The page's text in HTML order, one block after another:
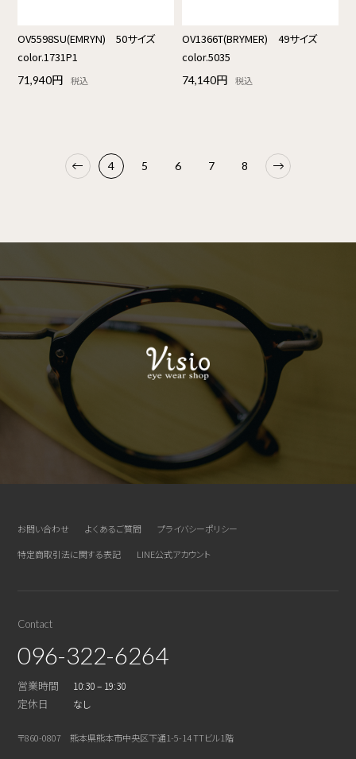
OV5598SU(EMRYN) 50サイズ
color.1731P1
71,940円 税込
OV1366T(BRYMER) 49サイズ
color.5035
74,140円 税込
4 5 6 7 8
お問い合わせ よくあるご質問
プライバシーポリシー
特定商取引法に関する表記
LINE公式アカウント
Contact
096-322-6264
営業時間 10:30 – 19:30
定休日 なし
〒860-0807 熊本県熊本市中央区下通1-5-14 TTビル1階